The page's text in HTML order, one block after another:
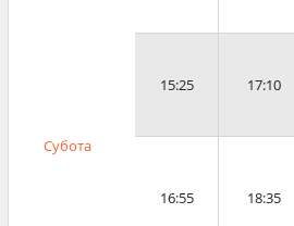
Субота
15:25 17:10
16:55 18:35